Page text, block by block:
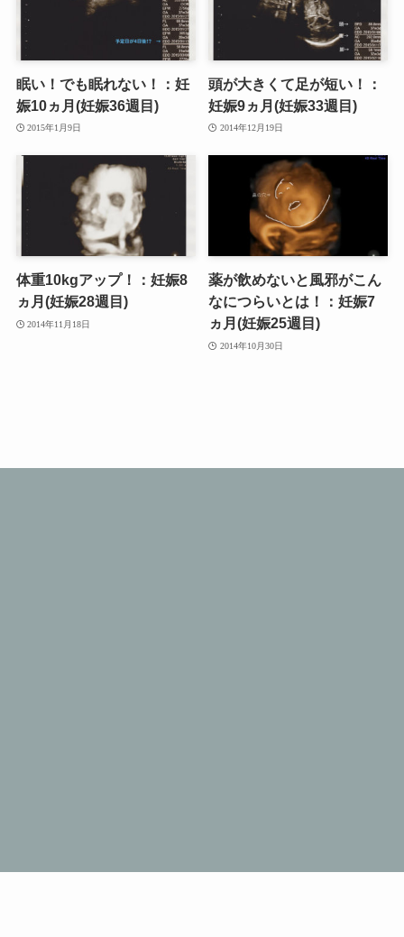
眠い！でも眠れない！：妊
娠10ヵ月(妊娠36週目)
2015年1月9日
頭が大きくて足が短い！：
妊娠9ヵ月(妊娠33週目)
2014年12月19日
体重10kgアップ！：妊娠8
ヵ月(妊娠28週目)
2014年11月18日
薬が飲めないと風邪がこん
なにつらいとは！：妊娠7
ヵ月(妊娠25週目)
2014年10月30日